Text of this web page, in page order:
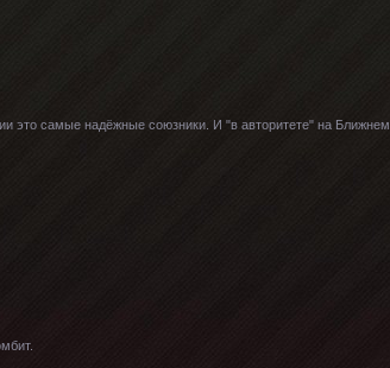
это самые надёжные союзники. И "в авторитете" на Ближнем